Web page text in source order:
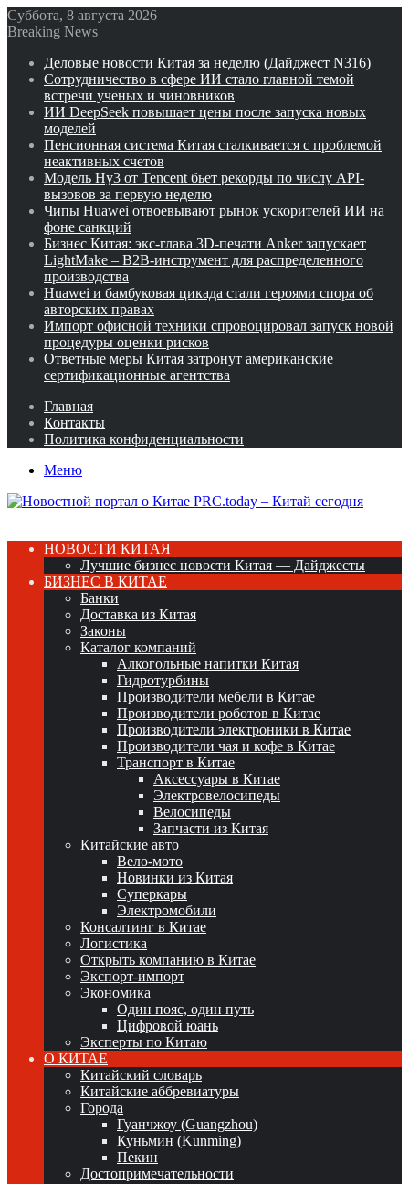
Суббота, 8 августа 2026
Breaking News
Деловые новости Китая за неделю (Дайджест N316)
Сотрудничество в сфере ИИ стало главной темой
встречи ученых и чиновников
ИИ DeepSeek повышает цены после запуска новых
моделей
Пенсионная система Китая сталкивается с проблемой
неактивных счетов
Модель Hy3 от Tencent бьет рекорды по числу API-
вызовов за первую неделю
Чипы Huawei отвоевывают рынок ускорителей ИИ на
фоне санкций
Бизнес Китая: экс-глава 3D-печати Anker запускает
LightMake – B2B-инструмент для распределенного
производства
Huawei и бамбуковая цикада стали героями спора об
авторских правах
Импорт офисной техники спровоцировал запуск новой
процедуры оценки рисков
Ответные меры Китая затронут американские
сертификационные агентства
Главная
Контакты
Политика конфиденциальности
Меню
НОВОСТИ КИТАЯ
Лучшие бизнес новости Китая — Дайджесты
БИЗНЕС В КИТАЕ
Банки
Доставка из Китая
Законы
Каталог компаний
Алкогольные напитки Китая
Гидротурбины
Производители мебели в Китае
Производители роботов в Китае
Производители электроники в Китае
Производители чая и кофе в Китае
Транспорт в Китае
Аксессуары в Китае
Электровелосипеды
Велосипеды
Запчасти из Китая
Китайские авто
Вело-мото
Новинки из Китая
Суперкары
Электромобили
Консалтинг в Китае
Логистика
Открыть компанию в Китае
Экспорт-импорт
Экономика
Один пояс, один путь
Цифровой юань
Эксперты по Китаю
О КИТАЕ
Китайский словарь
Китайские аббревиатуры
Города
Гуанчжоу (Guangzhou)
Куньмин (Kunming)
Пекин
Достопримечательности